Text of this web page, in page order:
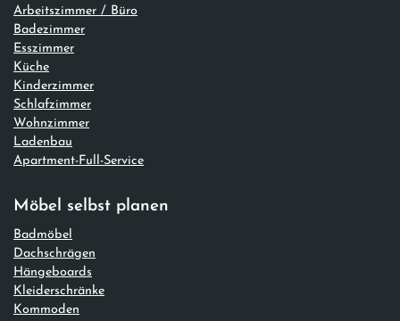
Arbeitszimmer / Büro
Badezimmer
Esszimmer
Küche
Kinderzimmer
Schlafzimmer
Wohnzimmer
Ladenbau
Apartment-Full-Service
Möbel selbst planen
Badmöbel
Dachschrägen
Hängeboards
Kleiderschränke
Kommoden